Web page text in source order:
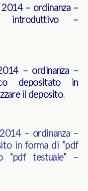
– ordinanza –
introduttivo –
– ordinanza –
depositato in
il deposito.
– ordinanza –
in forma di “pdf
“pdf testuale” –